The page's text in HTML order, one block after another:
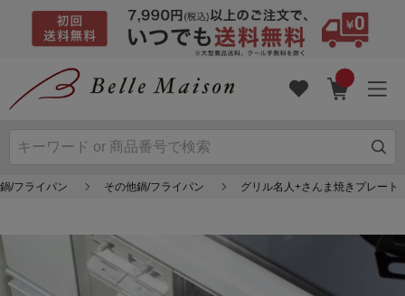
鍋/フライパン その他鍋/フライパン グリル名人+さんま焼きプレート